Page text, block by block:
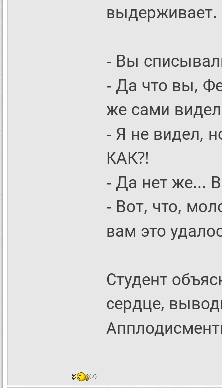
выдерживает.
- Вы
- Да что вы,
же сами
- Я не видел,
КАК?!
- Да нет же...
- Вот, что,
вам это
Студент
сердце,
(7)